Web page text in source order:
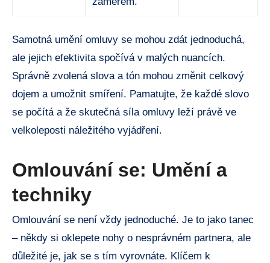
Samotná umění omluvy se mohou ‌zdát ⁢jednoduchá,‌
ale ⁤jejich efektivita spočívá v malých⁢ nuancích.
Správně‌ zvolená ⁤slova a⁢ tón mohou změnit⁣ celkový
⁤dojem a umožnit ⁣smíření.⁢ Pamatujte, že každé slovo
⁣se počítá a že skutečná síla omluvy leží právě​ ve
velkoleposti⁣ náležitého vyjádření.
Omlouvání se:⁣ Umění⁣ a
techniky
Omlouvání se ‍není vždy jednoduché.​ Je ⁢to jako tanec
– někdy si oklepete nohy ⁢o⁢ nesprávném partnera, ale​
důležité je,​ jak se s tím vyrovnáte. Klíčem k